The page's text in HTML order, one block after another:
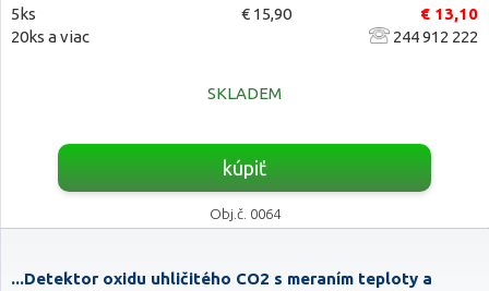
5ks € 15,90
€ 13,10
20ks a viac
244 912 222
SKLADEM
kúpiť
Obj.č. 0064
...Detektor oxidu uhličitého CO2 s meraním teploty a